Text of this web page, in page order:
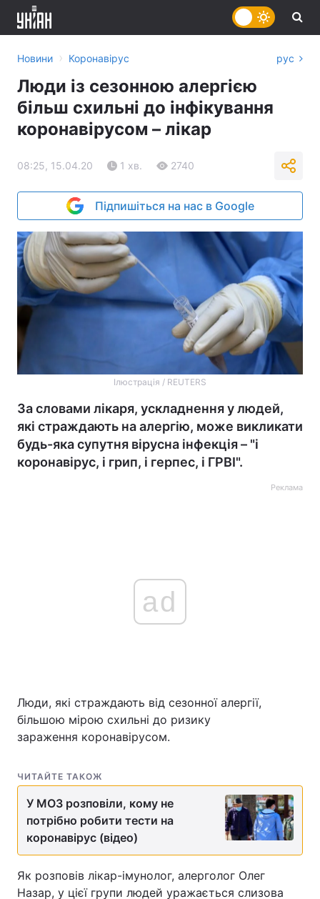
Головна Війна
Україна
Техно і зв'язок Лайт
Зброя Інциденти
Здоров'я Туризм
Новини › Коронавірус рус
Люди із сезонною алергією
більш схильні до інфікування
коронавірусом – лікар
08:25, 15.04.20 1 хв. 2740
Підпишіться на нас в Google
Ілюстрація / REUTERS
За словами лікаря, ускладнення у людей,
які страждають на алергію, може викликати
будь-яка супутня вірусна інфекція – "і
коронавірус, і грип, і герпес, і ГРВІ".
Реклама
ad
Люди, які страждають від сезонної алергії,
більшою мірою схильні до ризику
зараження коронавірусом.
ЧИТАЙТЕ ТАКОЖ
У МОЗ розповіли, кому не
потрібно робити тести на
коронавірус (відео)
Як розповів лікар-імунолог, алерголог Олег
Назар, у цієї групи людей уражається слизова